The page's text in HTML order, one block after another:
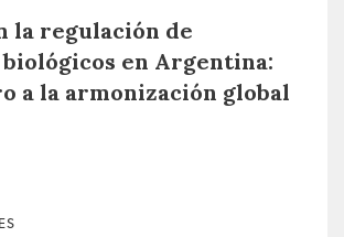
la regulación de
en Argentina:
a la armonización global